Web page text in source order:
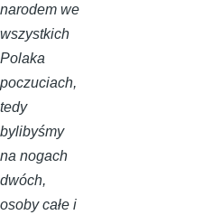
narodem we
wszystkich
Polaka
poczuciach,
tedy
bylibyśmy
na nogach
dwóch,
osoby całe i